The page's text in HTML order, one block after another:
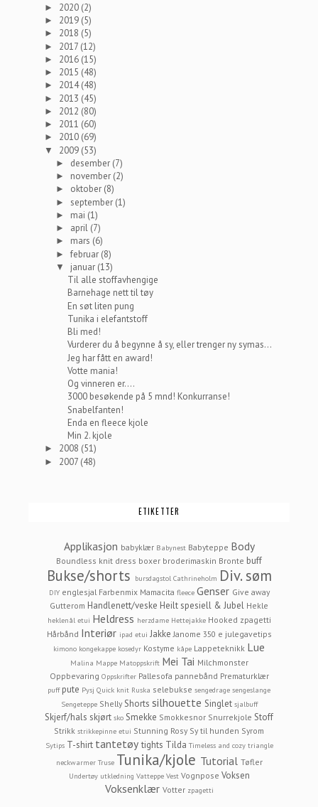
► 2020 (2)
► 2019 (5)
► 2018 (5)
► 2017 (12)
► 2016 (15)
► 2015 (48)
► 2014(48)
► 2013 (45)
► 2012 (80)
► 2011 (60)
► 2010 (69)
▼ 2009 (53)
► desember (7)
► november (2)
► oktober (8)
► september (1)
► mai (1)
► april (7)
► mars (6)
►februar (8)
▼ januar (13)
Til alle stoffavhengige
Barnehage nett til tøy
En søt liten pung
Tunika i elefantstoff
Bli med!
Vurderer du å begynne å sy, eller trenger ny symas...
Jeg har fått en award!
Votte mania!
Og vinneren er....
3000 besøkende på 5 mnd! Konkurranse!
Snabelfanten!
Enda en fleece kjole
Min 2. kjole
► 2008 (51)
► 2007 (48)
ETIKETTER
Applikasjon babyklær Babynest Babyteppe Body
Boundless knit dress boxer broderimaskin Bronte buff
Bukse/shorts bursdagstol Cathrineholm Div. søm
DIY englesjal Farbenmix Mamacita fleece Genser Give away
Gutterom Handlenett/veske Heilt spesiell & Jubel Hekle
heklenål etui Heldress herzdame Hettejakke Hooked zpagetti
Hårbånd Interiør ipad etui Jakke Janome 350 e julegavetips
kimono kongekappe kosedyr Kostyme kåpe Lappeteknikk Lue
Malina Mappe Matoppskrift Mei Tai Milchmonster
Oppbevaring Oppskrifter Pallesofa pannebånd Prematurklær
puff pute Pysj Quick knit Ruska selebukse sengedrage sengeslange
Sengeteppe Shelly Shorts silhouette Singlet sjalbuff
Skjerf/hals skjørt sko Smekke Smokkesnor Snurrekjole Stoff
Strikk strikkepinne etui Stunning Rosy Sy til hunden Syrom
Sytips T-shirt tantetøy tights Tilda Timeless and cozy triangle
neckwarmer Truse Tunika/kjole Tutorial Tøfler
Undertøy utkledning Vatteppe Vest Vognpose Voksen
Voksenklær Votter zpagetti